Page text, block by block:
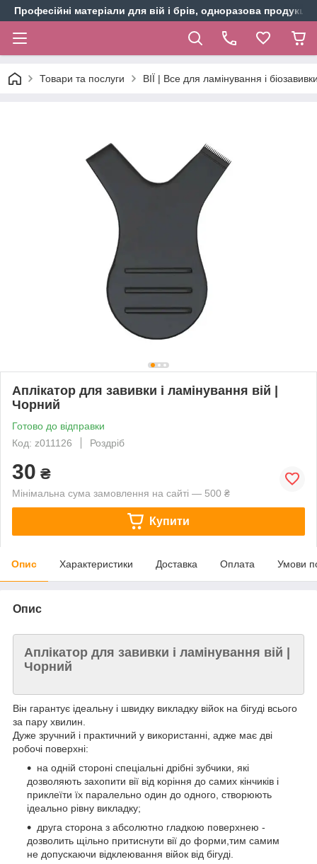
Професійні матеріали для вій і брів, одноразова продукція
Товари та послуги ВІЇ | Все для ламінування і
Аплікатор для завивки і ламінування вій |
Чорний
Готово до відправки
Код: z011126
Роздріб
30 ₴
Мінімальна сума замовлення на сайті — 500 ₴
Купити
Опис Характеристики Доставка Оплата Умови
Опис
Аплікатор для завивки і ламінування вій |
Чорний
Він гарантує ідеальну і швидку викладку війок на бігуді всього
за пару хвилин.
Дуже зручний і практичний у використанні, адже має дві
робочі поверхні:
на одній стороні спеціальні дрібні зубчики, які
дозволяють захопити вії від коріння до самих кінчиків і
приклеїти їх паралельно один до одного, створюють
ідеально рівну викладку;
друга сторона з абсолютно гладкою поверхнею -
дозволить щільно притиснути вії до форми,тим самим
не допускаючи відклеювання війок від бігуді.